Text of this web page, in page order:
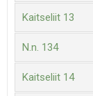
Kaitseliit 13
N.n. 134
Kaitseliit 14